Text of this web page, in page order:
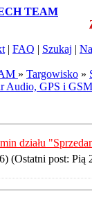
TEAM
| FAQ | Szukaj |
» Targowisko »
Audio, GPS i GSM
działu
(Ostatni post: Pią